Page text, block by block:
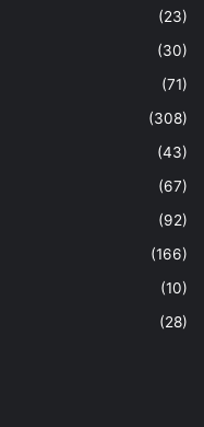
(23)
(30)
(71)
(308)
(43)
(67)
(92)
(166)
(10)
(28)